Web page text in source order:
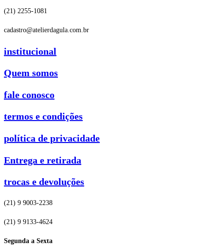
(21) 2255-1081
cadastro@atelierdagula.com.br
institucional
Quem somos
fale conosco
termos e condições
política de privacidade
Entrega e retirada
trocas e devoluções
(21) 9 9003-2238
(21) 9 9133-4624
Segunda a Sexta